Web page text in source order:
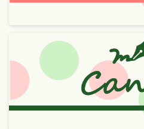
#2817 (タイトルなし)